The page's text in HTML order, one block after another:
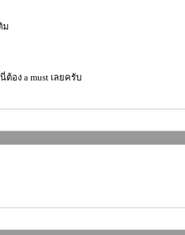
ม
อง a must เลยครับ